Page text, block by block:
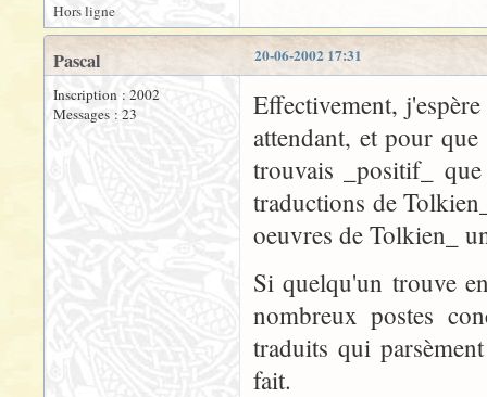
Hors ligne
20-06-2002 17:31
Pascal
Inscription : 2002
Messages : 23
Effectivement,
attendant, et pour
trouvais _positif_
traductions de
oeuvres de Tolkien_
Si quelqu'un trouve
nombreux postes
traduits qui
fait.